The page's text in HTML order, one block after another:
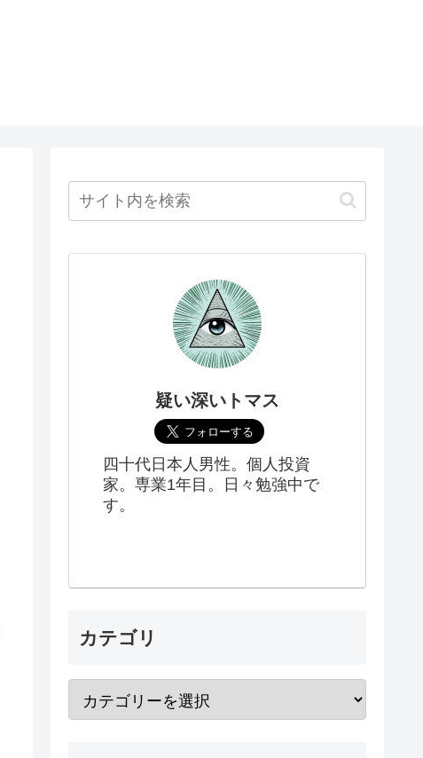
疑い深いトマス
四十代日本人男性。個人投資
家。専業1年目。日々勉強中で
す。
カテゴリ